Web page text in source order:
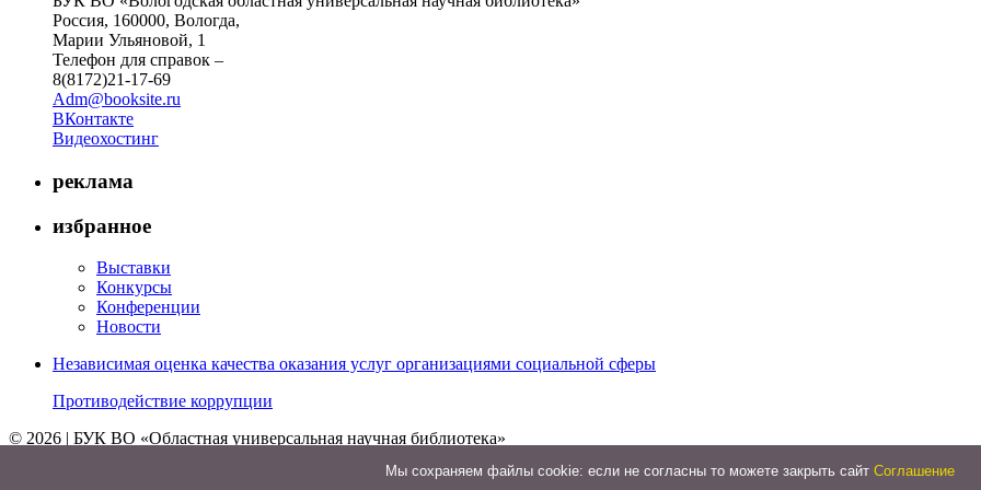
Россия, 160000, Вологда,
Марии Ульяновой, 1
Телефон для справок –
8(8172)21-17-69
Adm@booksite.ru
ВКонтакте
Видеохостинг
реклама
избранное
Выставки
Конкурсы
Конференции
Новости
Независимая оценка качества оказания услуг организациями социальной сферы
Противодействие коррупции
© 2026 | БУК ВО «Областная универсальная научная библиотека»
Мы cохраняем файлы cookie: если не согласны то можете закрыть сайт Соглашение